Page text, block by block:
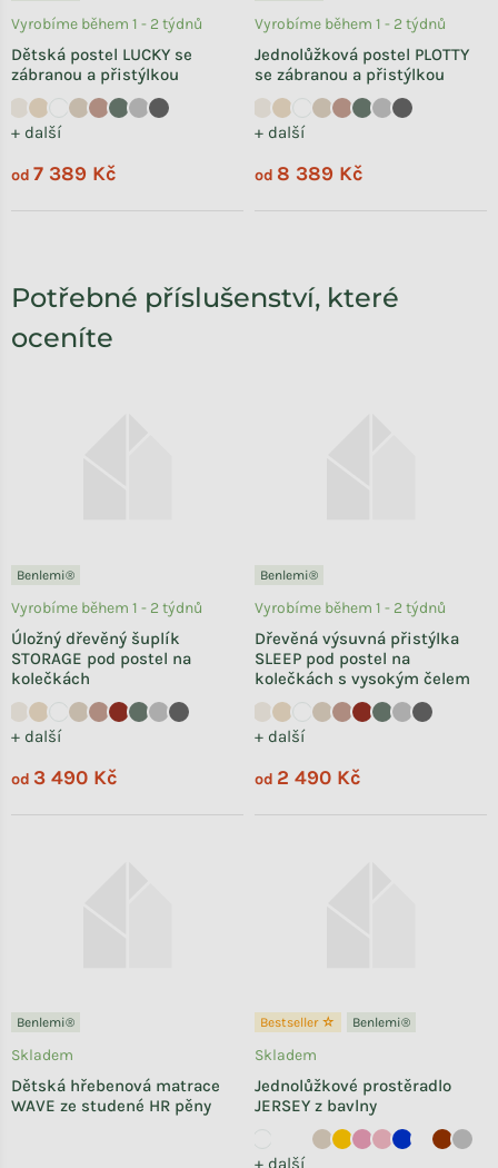
Dětská postel LUCKY se
zábranou a přistýlkou
+ další
Vyrobíme během 1 - 2 týdnů
od 7 389 Kč
Jednolůžková postel PLOTTY
se zábranou a přistýlkou
+ další
Vyrobíme během 1 - 2 týdnů
od 8 389 Kč
Potřebné příslušenství, které
oceníte
Benlemi®
Úložný dřevěný šuplík
STORAGE pod postel na
kolečkách
+ další
Vyrobíme během 1 - 2 týdnů
od 3 490 Kč
Benlemi®
Dřevěná výsuvná přistýlka
SLEEP pod postel na
kolečkách s vysokým čelem
+ další
Vyrobíme během 1 - 2 týdnů
od 2 490 Kč
Benlemi®
Dětská hřebenová matrace
WAVE ze studené HR pěny
Skladem
Bestseller ☆ Benlemi®
Jednolůžkové prostěradlo
JERSEY z bavlny
+ další
Skladem